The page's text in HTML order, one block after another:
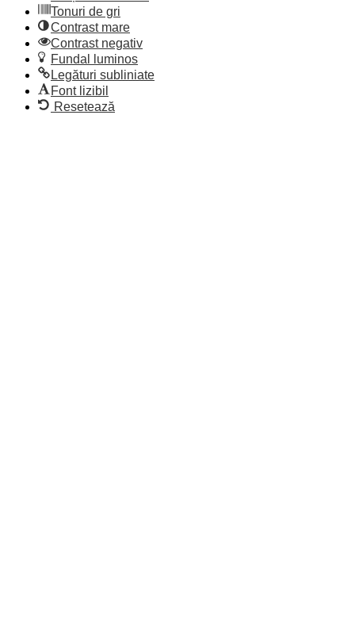
Tonuri de gri
Contrast mare
Contrast negativ
Fundal luminos
Legături subliniate
Font lizibil
Resetează